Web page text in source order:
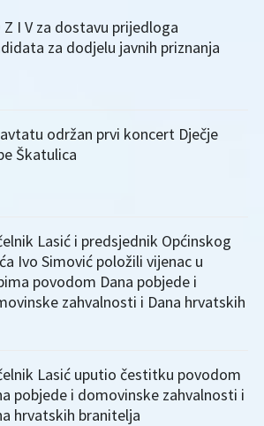
Z I V za dostavu prijedloga
za dodjelu javnih priznanja
održan prvi koncert Dječje
Škatulica
Lasić i predsjednik Općinskog
Ivo Simović položili vijenac u
povodom Dana pobjede i
zahvalnosti i Dana hrvatskih
Lasić uputio čestitku povodom
pobjede i domovinske zahvalnosti i
hrvatskih branitelja